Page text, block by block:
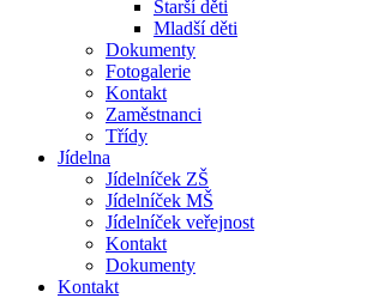
Starší děti
Mladší děti
Dokumenty
Fotogalerie
Kontakt
Zaměstnanci
Třídy
Jídelna
Jídelníček ZŠ
Jídelníček MŠ
Jídelníček veřejnost
Kontakt
Dokumenty
Kontakt